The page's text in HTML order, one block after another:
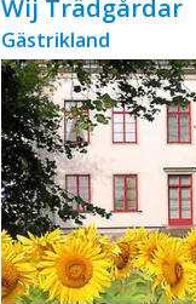
Wij Trädgårdar
Gästrikland